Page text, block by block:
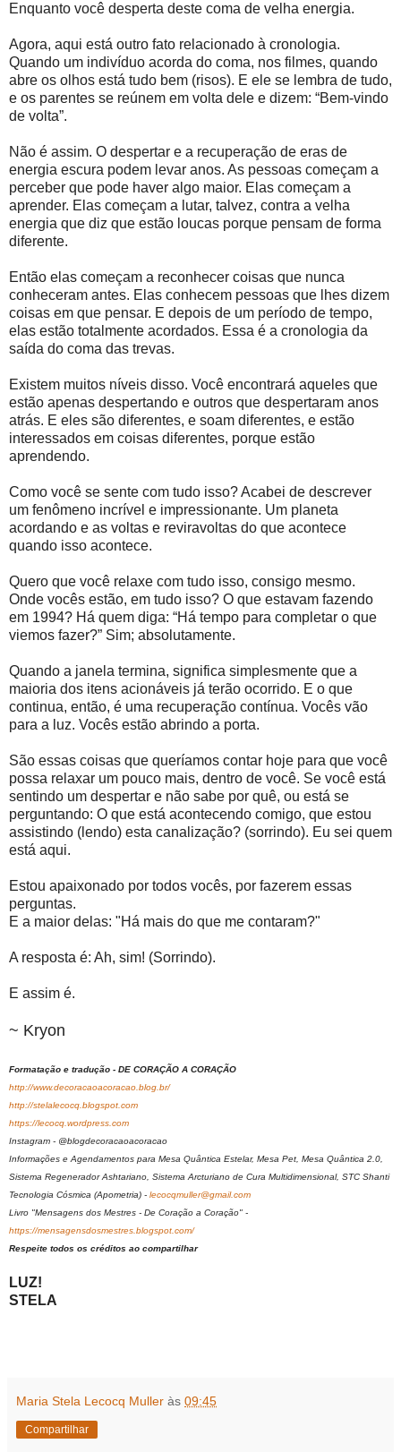
Enquanto você desperta deste coma de velha energia.
Agora, aqui está outro fato relacionado à cronologia.
Quando um indivíduo acorda do coma, nos filmes, quando
abre os olhos está tudo bem (risos). E ele se lembra de tudo,
e os parentes se reúnem em volta dele e dizem: “Bem-vindo
de volta”.
Não é assim. O despertar e a recuperação de eras de
energia escura podem levar anos. As pessoas começam a
perceber que pode haver algo maior. Elas começam a
aprender. Elas começam a lutar, talvez, contra a velha
energia que diz que estão loucas porque pensam de forma
diferente.
Então elas começam a reconhecer coisas que nunca
conheceram antes. Elas conhecem pessoas que lhes dizem
coisas em que pensar. E depois de um período de tempo,
elas estão totalmente acordados. Essa é a cronologia da
saída do coma das trevas.
Existem muitos níveis disso. Você encontrará aqueles que
estão apenas despertando e outros que despertaram anos
atrás. E eles são diferentes, e soam diferentes, e estão
interessados em coisas diferentes, porque estão
aprendendo.
Como você se sente com tudo isso? Acabei de descrever
um fenômeno incrível e impressionante. Um planeta
acordando e as voltas e reviravoltas do que acontece
quando isso acontece.
Quero que você relaxe com tudo isso, consigo mesmo.
Onde vocês estão, em tudo isso? O que estavam fazendo
em 1994? Há quem diga: “Há tempo para completar o que
viemos fazer?” Sim; absolutamente.
Quando a janela termina, significa simplesmente que a
maioria dos itens acionáveis já terão ocorrido. E o que
continua, então, é uma recuperação contínua. Vocês vão
para a luz. Vocês estão abrindo a porta.
São essas coisas que queríamos contar hoje para que você
possa relaxar um pouco mais, dentro de você. Se você está
sentindo um despertar e não sabe por quê, ou está se
perguntando: O que está acontecendo comigo, que estou
assistindo (lendo) esta canalização? (sorrindo). Eu sei quem
está aqui.
Estou apaixonado por todos vocês, por fazerem essas
perguntas.
E a maior delas: "Há mais do que me contaram?"
A resposta é: Ah, sim! (Sorrindo).
E assim é.
~ Kryon
Formatação e tradução - DE CORAÇÃO A CORAÇÃO
http://www.decoracaoacoracao.blog.br/
http://stelalecocq.blogspot.com
https://lecocq.wordpress.com
Instagram - @blogdecoracaoacoracao
Informações e Agendamentos para Mesa Quântica Estelar, Mesa Pet, Mesa Quântica 2.0,
Sistema Regenerador Ashtariano, Sistema Arcturiano de Cura Multidimensional, STC Shanti
Tecnologia Cósmica (Apometria) - lecocqmuller@gmail.com
Livro "Mensagens dos Mestres - De Coração a Coração" -
https://mensagensdosmestres.blogspot.com/
Respeite todos os créditos ao compartilhar
LUZ!
STELA
Maria Stela Lecocq Muller às 09:45
Compartilhar